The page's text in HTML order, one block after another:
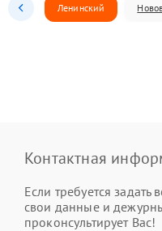
Ленинский
Контактная
Если требуется задать
свои данные и
проконсультирует Вас!